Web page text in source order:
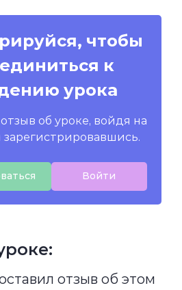
чтобы
к
урока
об уроке, войдя на
Войти
отзыв об этом